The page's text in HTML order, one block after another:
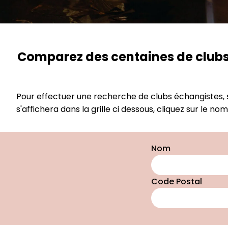
Comparez des centaines de
Pour effectuer une recherche de clubs
s'affichera dans la grille ci dessous, cliquez sur le
Nom
Code Postal